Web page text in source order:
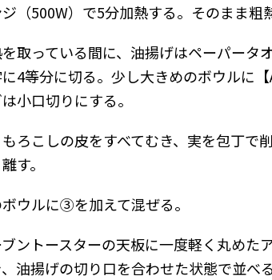
ジ（500W）で5分加熱する。そのまま粗
取っている間に、油揚げはペーパータ
4等分に切る。少し大きめのボウルに
小口切りにする。
もろこしの皮をすべてむき、実を包丁で
す。
ウルに➂を加えて混ぜる。
ントースターの天板に一度軽く丸めた
油揚げの切り口を合わせた状態で並べ